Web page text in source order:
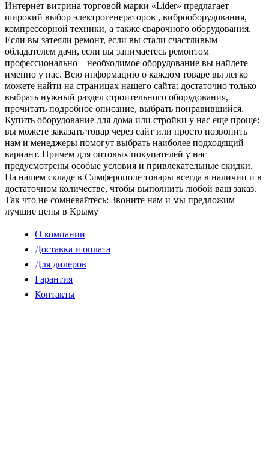
Интернет витрина торговой марки «Lider» предлагает
широкий выбор электрогенераторов , виброоборудования,
компрессорной техники, а также сварочного оборудования.
Если вы затеяли ремонт, если вы стали счастливым
обладателем дачи, если вы занимаетесь ремонтом
профессионально – необходимое оборудование вы найдете
именно у нас. Всю информацию о каждом товаре вы легко
можете найти на страницах нашего сайта: достаточно только
выбрать нужный раздел строительного оборудования,
прочитать подробное описание, выбрать понравившийся.
Купить оборудование для дома или стройки у нас еще проще:
вы можете заказать товар через сайт или просто позвонить
нам и менеджеры помогут выбрать наиболее подходящий
вариант. Причем для оптовых покупателей у нас
предусмотрены особые условия и привлекательные скидки.
На нашем складе в Симферополе товары всегда в наличии и в
достаточном количестве, чтобы выполнить любой ваш заказ.
Так что не сомневайтесь: Звоните нам и мы предложим
лучшие цены в Крыму
О компании
Доставка и оплата
Для дилеров
Гарантия
Контакты